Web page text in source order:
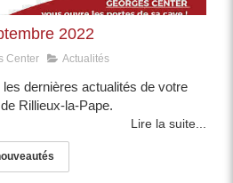
2022
Center Actualités
dernières actualités de votre
Rillieux-la-Pape.
Lire la suite...